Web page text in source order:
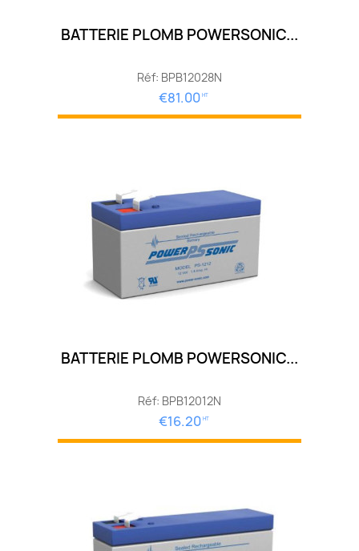
BATTERIE PLOMB POWERSONIC...
Réf: BPB12028N
€81.00 HT
BATTERIE PLOMB POWERSONIC...
Réf: BPB12012N
€16.20 HT